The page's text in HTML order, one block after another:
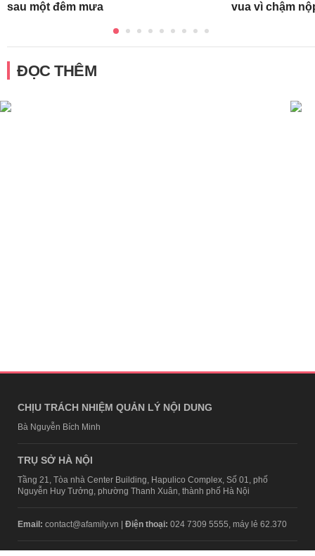
sau một đêm mưa
vua vì chậm
ĐỌC THÊM
CHỊU TRÁCH NHIỆM QUẢN LÝ NỘI DUNG
Bà Nguyễn Bích Minh
TRỤ SỞ HÀ NỘI
Tầng 21, Tòa nhà Center Building, Hapulico Complex, Số 01, phố
Nguyễn Huy Tưởng, phường Thanh Xuân, thành phố Hà Nội
Email: contact@afamily.vn | Điện thoại: 024 7309 5555, máy lẻ 62.370